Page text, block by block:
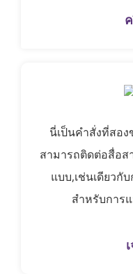
นี่เป็นคำสั่งที่สอ
สามารถติดต่อสื่อ
แบบ,เช่นเดียวกั
สำหรับการ